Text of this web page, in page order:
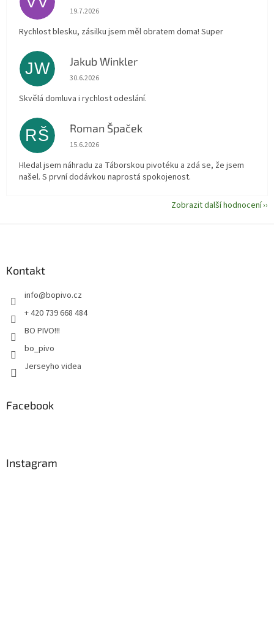
Hodnocení obchodu je 5 z 5 hvězdiček.
19.7.2026
Rychlost blesku, zásilku jsem měl obratem doma! Super
JW Jakub Winkler
Hodnocení obchodu je 5 z 5 hvězdiček.
30.6.2026
Skvělá domluva i rychlost odeslání.
RŠ Roman Špaček
Hodnocení obchodu je 5 z 5 hvězdiček.
15.6.2026
Hledal jsem náhradu za Táborskou pivotéku a zdá se, že jsem
našel. S první dodávkou naprostá spokojenost.
Zobrazit další hodnocení
Kontakt
info@bopivo.cz
+ 420 739 668 484
BO PIVO!!!
bo_pivo
Jerseyho videa
Facebook
Instagram